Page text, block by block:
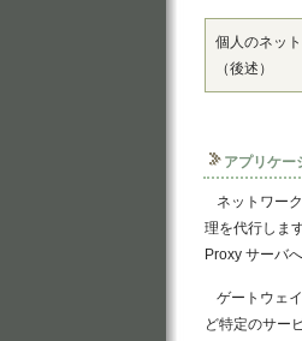
個人のネッ
（後述）
アプリケ
ネットワー
理を代行しま
Proxy サーバ
ゲートウェ
ど特定のサー